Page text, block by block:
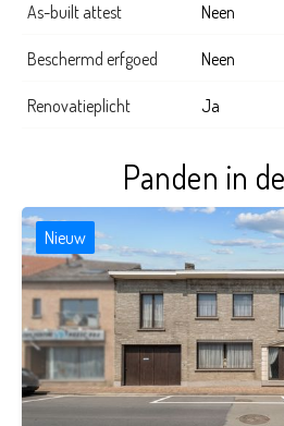
As-built attest Neen
Beschermd erfgoed Neen
Renovatieplicht Ja
Panden in
Nieuw
5
771 m²